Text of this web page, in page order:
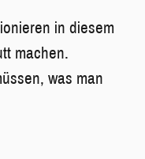
in diesem
machen.
was man